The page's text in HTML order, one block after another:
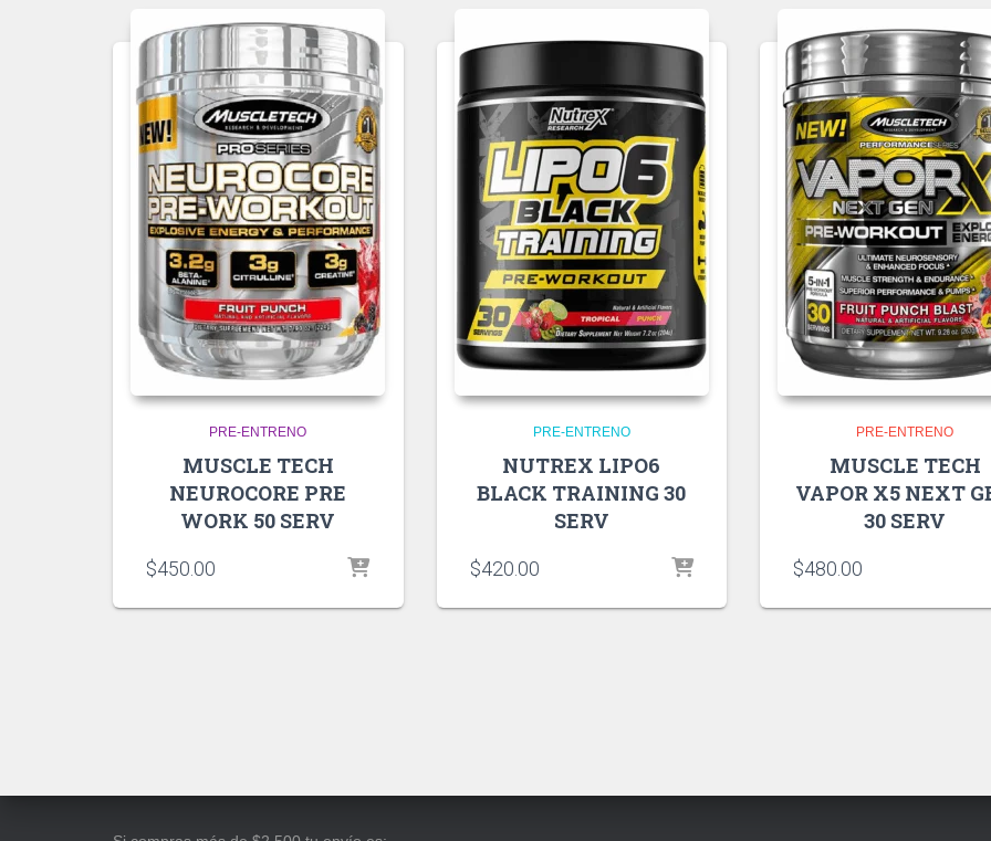
PRE-ENTRENO
MUSCLE TECH
NEUROCORE PRE
WORK 50 SERV
$450.00
PRE-ENTRENO
NUTREX LIPO6
BLACK TRAINING 30
SERV
$420.00
PRE-ENTRENO
MUSCLE TECH
VAPOR X5 NEXT
30 SERV
$480.00